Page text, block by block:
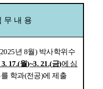
무 내 용
년 8월) 박사학위수
17.(월)~3. 21.(금)에 심
학과(전공)에 제출